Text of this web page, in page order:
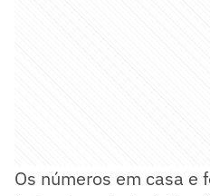
Os números em casa e